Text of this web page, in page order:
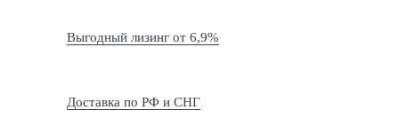
Выгодный лизинг от 6,9%
Доставка по РФ и СНГ